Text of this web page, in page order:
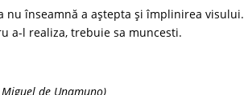
nu înseamnă a aştepta şi împlinirea visului.
a-l realiza, trebuie sa muncesti.
de Unamuno)